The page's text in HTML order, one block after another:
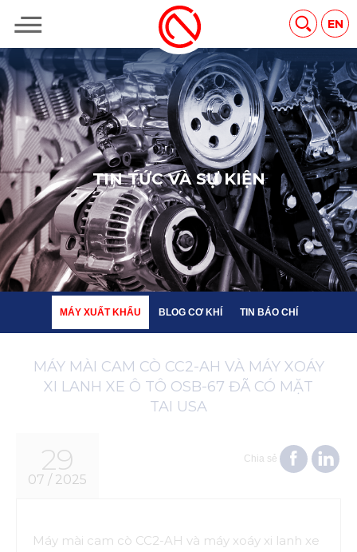
EN
BLOG CƠ KHÍ TIN BÁO CHÍ
TIN TỨC VÀ SỰ KIỆN
MÁY XUẤT KHẨU BLOG CƠ KHÍ TIN BÁO CHÍ
MÁY MÀI CAM CÒ CC2-AH VÀ MÁY XOÁY
XI LANH XE Ô TÔ OSB-67 ĐÃ CÓ MẶT
TAI USA
29
07 / 2025
Chia sẻ
Máy mài cam cò CC2-AH và máy xoáy xi lanh xe